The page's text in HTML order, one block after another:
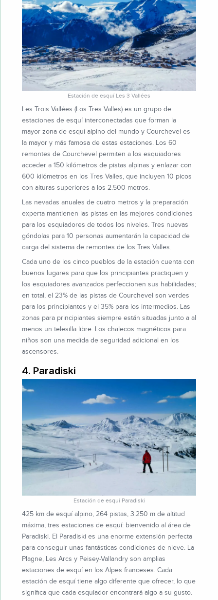
Estación de esquí Les 3 Vallées
Les Trois Vallées (Los Tres Valles) es un grupo de
estaciones de esquí interconectadas que forman la
mayor zona de esquí alpino del mundo y Courchevel es
la mayor y más famosa de estas estaciones. Los 60
remontes de Courchevel permiten a los esquiadores
acceder a 150 kilómetros de pistas alpinas y enlazar con
600 kilómetros en los Tres Valles, que incluyen 10 picos
con alturas superiores a los 2.500 metros.
Las nevadas anuales de cuatro metros y la preparación
experta mantienen las pistas en las mejores condiciones
para los esquiadores de todos los niveles. Tres nuevas
góndolas para 10 personas aumentarán la capacidad de
carga del sistema de remontes de los Tres Valles.
Cada uno de los cinco pueblos de la estación cuenta con
buenos lugares para que los principiantes practiquen y
los esquiadores avanzados perfeccionen sus habilidades;
en total, el 23% de las pistas de Courchevel son verdes
para los principiantes y el 35% para los intermedios. Las
zonas para principiantes siempre están situadas junto a al
menos un telesilla libre. Los chalecos magnéticos para
niños son una medida de seguridad adicional en los
ascensores.
4. Paradiski
Estación de esquí Paradiski
425 km de esquí alpino, 264 pistas, 3.250 m de altitud
máxima, tres estaciones de esquí: bienvenido al área de
Paradiski. El Paradiski es una enorme extensión perfecta
para conseguir unas fantásticas condiciones de nieve. La
Plagne, Les Arcs y Peisey-Vallandry son amplias
estaciones de esquí en los Alpes franceses. Cada
estación de esquí tiene algo diferente que ofrecer, lo que
significa que cada esquiador encontrará algo a su gusto.